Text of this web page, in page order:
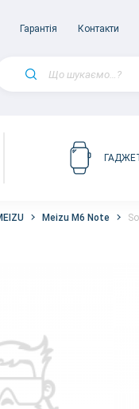
Гарантія Контакти
Meizu M6 Note